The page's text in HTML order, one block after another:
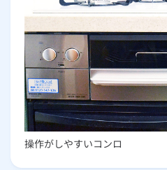
操作がしやすいコンロ